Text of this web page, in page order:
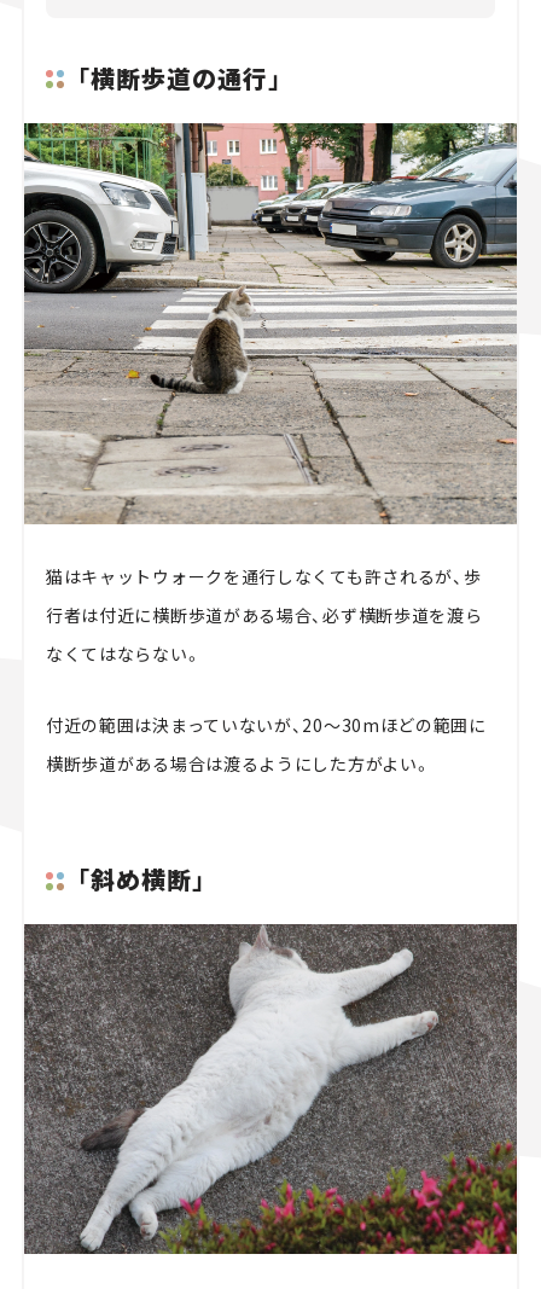
「横断歩道の通行」
猫はキャットウォークを通行しなくても許されるが、歩
行者は付近に横断歩道がある場合、必ず横断歩道を渡ら
なくてはならない。
付近の範囲は決まっていないが、20～30mほどの範囲に
横断歩道がある場合は渡るようにした方がよい。
「斜め横断」